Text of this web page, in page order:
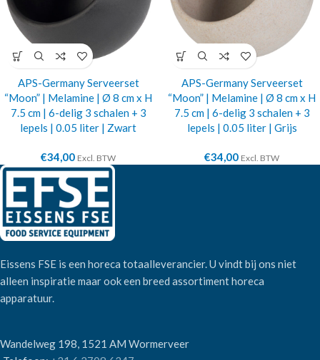
APS-Germany Serveerset
“Moon” | Melamine | Ø 8 cm x H
7.5 cm | 6-delig 3 schalen + 3
lepels | 0.05 liter | Zwart
€34,00 Excl. BTW
APS-Germany Serveerset
“Moon” | Melamine | Ø 8 cm x H
7.5 cm | 6-delig 3 schalen + 3
lepels | 0.05 liter | Grijs
€34,00 Excl. BTW
Eissens FSE is een horeca totaalleverancier. U vindt bij ons niet
alleen inspiratie maar ook een breed assortiment horeca
apparatuur.
Wandelweg 198, 1521 AM Wormerveer